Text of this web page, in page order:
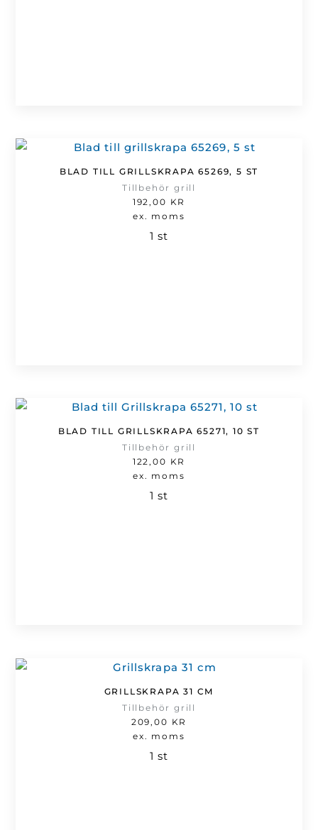
BLAD TILL GRILLSKRAPA 65269, 5 ST
Tillbehör grill
192,00 KR
ex. moms
1 st
BLAD TILL GRILLSKRAPA 65271, 10 ST
Tillbehör grill
122,00 KR
ex. moms
1 st
GRILLSKRAPA 31 CM
Tillbehör grill
209,00 KR
ex. moms
1 st